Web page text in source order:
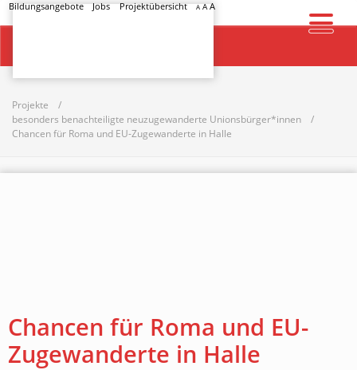
Bildungsangebote Jobs Projektübersicht A AA
Projekte
besonders benachteiligte neuzugewanderte Unionsbürger*innen
Chancen für Roma und EU-Zugewanderte in Halle
Chancen für Roma und EU-
Zugewanderte in Halle